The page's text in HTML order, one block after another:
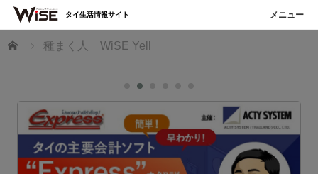
ホーム 種まく人 WiSE Yell
タイ生活情報サイト